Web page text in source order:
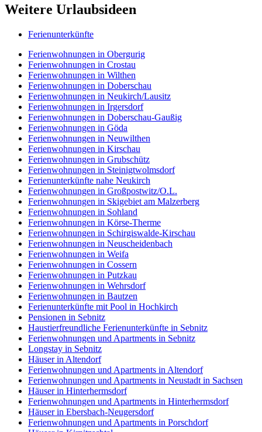
Weitere Urlaubsideen
Ferienunterkünfte
Ferienwohnungen in Obergurig
Ferienwohnungen in Crostau
Ferienwohnungen in Wilthen
Ferienwohnungen in Doberschau
Ferienwohnungen in Neukirch/Lausitz
Ferienwohnungen in Irgersdorf
Ferienwohnungen in Doberschau-Gaußig
Ferienwohnungen in Göda
Ferienwohnungen in Neuwilthen
Ferienwohnungen in Kirschau
Ferienwohnungen in Grubschütz
Ferienwohnungen in Steinigtwolmsdorf
Ferienunterkünfte nahe Neukirch
Ferienwohnungen in Großpostwitz/O.L.
Ferienwohnungen in Skigebiet am Malzerberg
Ferienwohnungen in Sohland
Ferienwohnungen in Körse-Therme
Ferienwohnungen in Schirgiswalde-Kirschau
Ferienwohnungen in Neuscheidenbach
Ferienwohnungen in Weifa
Ferienwohnungen in Cossern
Ferienwohnungen in Putzkau
Ferienwohnungen in Wehrsdorf
Ferienwohnungen in Bautzen
Ferienunterkünfte mit Pool in Hochkirch
Pensionen in Sebnitz
Haustierfreundliche Ferienunterkünfte in Sebnitz
Ferienwohnungen und Apartments in Sebnitz
Longstay in Sebnitz
Häuser in Altendorf
Ferienwohnungen und Apartments in Altendorf
Ferienwohnungen und Apartments in Neustadt in Sachsen
Häuser in Hinterhermsdorf
Ferienwohnungen und Apartments in Hinterhermsdorf
Häuser in Ebersbach-Neugersdorf
Ferienwohnungen und Apartments in Porschdorf